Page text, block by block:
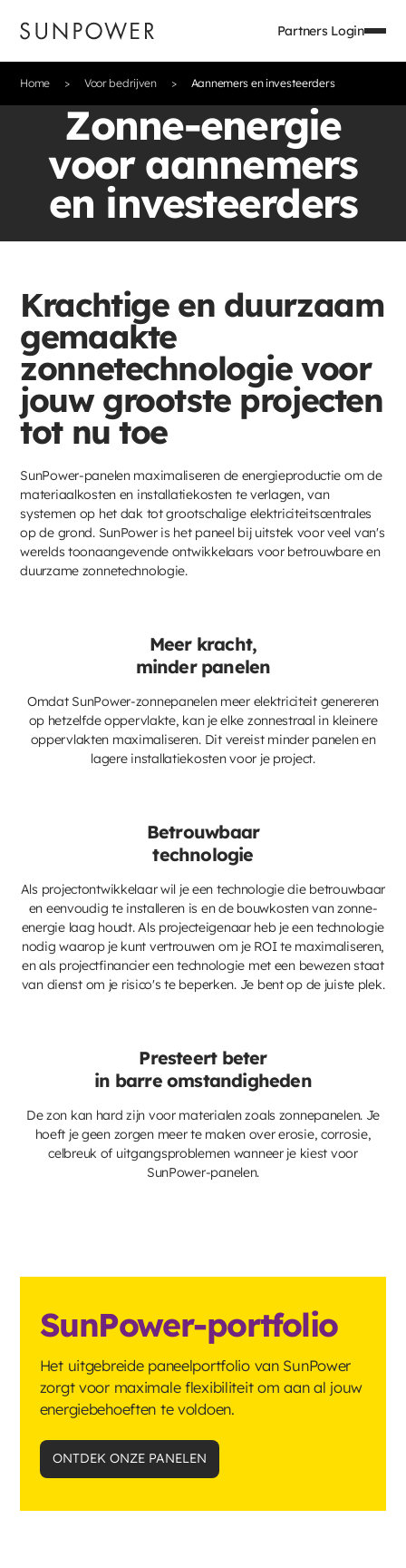
Partners Login
Home Voor bedrijven Aannemers en investeerders
Zonne-energie
voor aannemers
en investeerders
Krachtige en duurzaam
gemaakte
zonnetechnologie voor
jouw grootste projecten
tot nu toe
SunPower-panelen maximaliseren de energieproductie om de
materiaalkosten en installatiekosten te verlagen, van
systemen op het dak tot grootschalige elektriciteitscentrales
op de grond. SunPower is het paneel bij uitstek voor veel van's
werelds toonaangevende ontwikkelaars voor betrouwbare en
duurzame zonnetechnologie.
Meer kracht,
minder panelen
Omdat SunPower-zonnepanelen meer elektriciteit genereren
op hetzelfde oppervlakte, kan je elke zonnestraal in kleinere
oppervlakten maximaliseren. Dit vereist minder panelen en
lagere installatiekosten voor je project.
Betrouwbaar
technologie
Als projectontwikkelaar wil je een technologie die betrouwbaar
en eenvoudig te installeren is en de bouwkosten van zonne-
energie laag houdt. Als projecteigenaar heb je een technologie
nodig waarop je kunt vertrouwen om je ROI te maximaliseren,
en als projectfinancier een technologie met een bewezen staat
van dienst om je risico's te beperken. Je bent op de juiste plek.
Presteert beter
in barre omstandigheden
De zon kan hard zijn voor materialen zoals zonnepanelen. Je
hoeft je geen zorgen meer te maken over erosie, corrosie,
celbreuk of uitgangsproblemen wanneer je kiest voor
SunPower-panelen.
SunPower-portfolio
Het uitgebreide paneelportfolio van SunPower
zorgt voor maximale flexibiliteit om aan al jouw
energiebehoeften te voldoen.
ONTDEK ONZE PANELEN